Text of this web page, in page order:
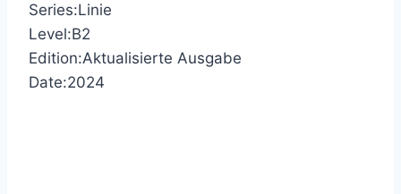
Series:Linie
Level:B2
Edition:Aktualisierte Ausgabe
Date:2024